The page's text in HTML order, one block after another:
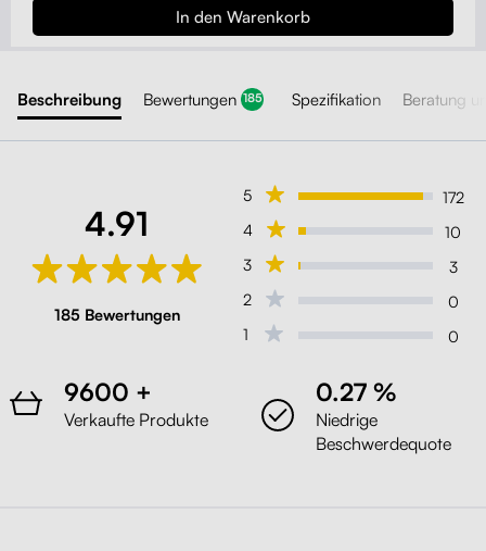
Liftor Active, rosa (Meshgewebe)
Liftor Active, hellgrau (Meshgewebe)
Liftor Active, hellgrün (Meshgewebe)
Hellgrün
Schwarz
Beschreibung Bewertungen 185 Spezifikation Beratung
4.91
185 Bewertungen
5
172
4
10
3
3
2
0
1
0
9600 +
Verkaufte Produkte
0.27 %
Niedrige
Beschwerdequote